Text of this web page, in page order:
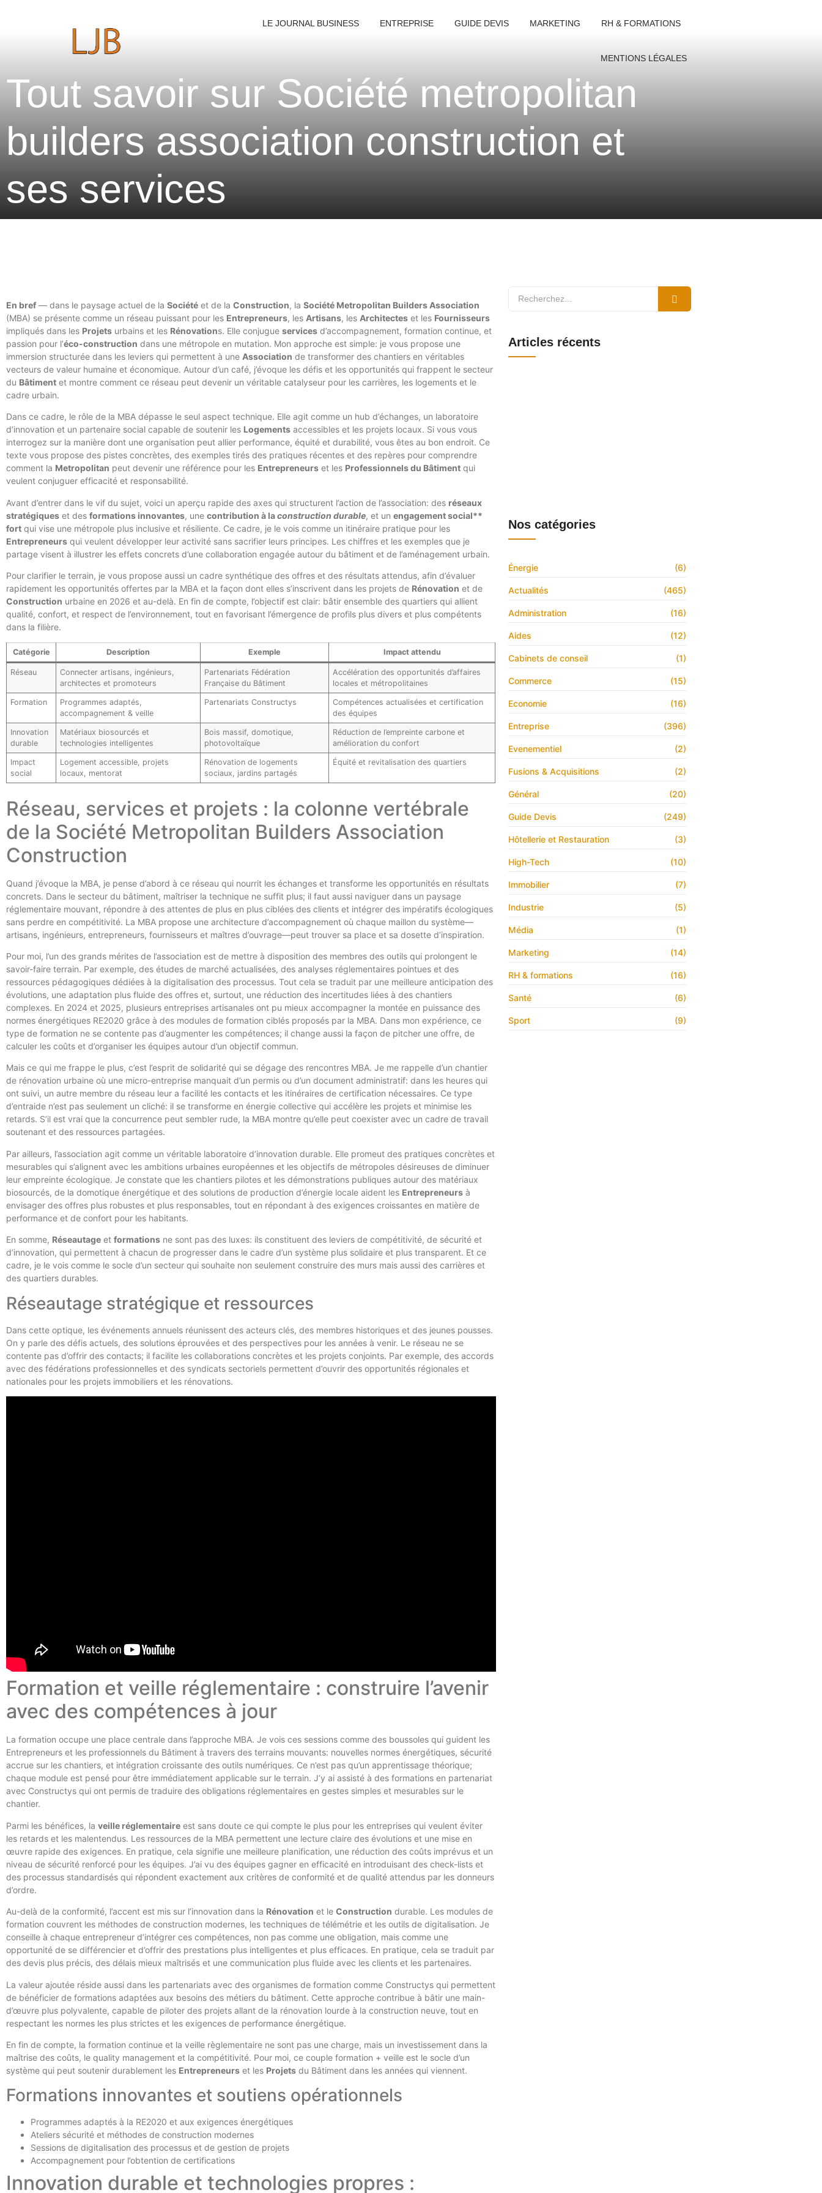
LE JOURNAL BUSINESS ENTREPRISE GUIDE DEVIS MARKETING RH & FORMATIONS
MENTIONS LÉGALES
Tout savoir sur Société metropolitan
builders association construction et
ses services
En bref — dans le paysage actuel de la Société et de la Construction, la Société Metropolitan Builders Association
(MBA) se présente comme un réseau puissant pour les Entrepreneurs, les Artisans, les Architectes et les Fournisseurs
impliqués dans les Projets urbains et les Rénovations. Elle conjugue services d’accompagnement, formation continue, et
passion pour l’éco-construction dans une métropole en mutation. Mon approche est simple: je vous propose une
immersion structurée dans les leviers qui permettent à une Association de transformer des chantiers en véritables
vecteurs de valeur humaine et économique. Autour d’un café, j’évoque les défis et les opportunités qui frappent le secteur
du Bâtiment et montre comment ce réseau peut devenir un véritable catalyseur pour les carrières, les logements et le
cadre urbain.
Dans ce cadre, le rôle de la MBA dépasse le seul aspect technique. Elle agit comme un hub d’échanges, un laboratoire
d’innovation et un partenaire social capable de soutenir les Logements accessibles et les projets locaux. Si vous vous
interrogez sur la manière dont une organisation peut allier performance, équité et durabilité, vous êtes au bon endroit. Ce
texte vous propose des pistes concrètes, des exemples tirés des pratiques récentes et des repères pour comprendre
comment la Metropolitan peut devenir une référence pour les Entrepreneurs et les Professionnels du Bâtiment qui
veulent conjuguer efficacité et responsabilité.
Avant d’entrer dans le vif du sujet, voici un aperçu rapide des axes qui structurent l’action de l’association: des réseaux
stratégiques et des formations innovantes, une contribution à laconstruction durable, et un engagement social**
fort qui vise une métropole plus inclusive et résiliente. Ce cadre, je le vois comme un itinéraire pratique pour les
Entrepreneurs qui veulent développer leur activité sans sacrifier leurs principes. Les chiffres et les exemples que je
partage visent à illustrer les effets concrets d’une collaboration engagée autour du bâtiment et de l’aménagement urbain.
Pour clarifier le terrain, je vous propose aussi un cadre synthétique des offres et des résultats attendus, afin d’évaluer
rapidement les opportunités offertes par la MBA et la façon dont elles s’inscrivent dans les projets de Rénovation et de
Construction urbaine en 2026 et au-delà. En fin de compte, l’objectif est clair: bâtir ensemble des quartiers qui allient
qualité, confort, et respect de l’environnement, tout en favorisant l’émergence de profils plus divers et plus compétents
dans la filière.
Catégorie Description Exemple Impact attendu
Réseau
Connecter artisans, ingénieurs,
architectes et promoteurs
Partenariats Fédération
Française du Bâtiment
Accélération des opportunités d’affaires
locales et métropolitaines
Formation
Programmes adaptés,
accompagnement & veille
Partenariats Constructys
Compétences actualisées et certification
des équipes
Innovation
durable
Matériaux biosourcés et
technologies intelligentes
Bois massif, domotique,
photovoltaïque
Réduction de l’empreinte carbone et
amélioration du confort
Impact
social
Logement accessible, projets
locaux, mentorat
Rénovation de logements
sociaux, jardins partagés
Équité et revitalisation des quartiers
Réseau, services et projets : la colonne vertébrale
de la Société Metropolitan Builders Association
Construction
Quand j’évoque la MBA, je pense d’abord à ce réseau qui nourrit les échanges et transforme les opportunités en résultats
concrets. Dans le secteur du bâtiment, maîtriser la technique ne suffit plus; il faut aussi naviguer dans un paysage
réglementaire mouvant, répondre à des attentes de plus en plus ciblées des clients et intégrer des impératifs écologiques
sans perdre en compétitivité. La MBA propose une architecture d’accompagnement où chaque maillon du système—
artisans, ingénieurs, entrepreneurs, fournisseurs et maîtres d’ouvrage—peut trouver sa place et sa dosette d’inspiration.
Pour moi, l’un des grands mérites de l’association est de mettre à disposition des membres des outils qui prolongent le
savoir-faire terrain. Par exemple, des études de marché actualisées, des analyses réglementaires pointues et des
ressources pédagogiques dédiées à la digitalisation des processus. Tout cela se traduit par une meilleure anticipation des
évolutions, une adaptation plus fluide des offres et, surtout, une réduction des incertitudes liées à des chantiers
complexes. En 2024 et 2025, plusieurs entreprises artisanales ont pu mieux accompagner la montée en puissance des
normes énergétiques RE2020 grâce à des modules de formation ciblés proposés par la MBA. Dans mon expérience, ce
type de formation ne se contente pas d’augmenter les compétences; il change aussi la façon de pitcher une offre, de
calculer les coûts et d’organiser les équipes autour d’un objectif commun.
Mais ce qui me frappe le plus, c’est l’esprit de solidarité qui se dégage des rencontres MBA. Je me rappelle d’un chantier
de rénovation urbaine où une micro-entreprise manquait d’un permis ou d’un document administratif: dans les heures qui
ont suivi, un autre membre du réseau leur a facilité les contacts et les itinéraires de certification nécessaires. Ce type
d’entraide n’est pas seulement un cliché: il se transforme en énergie collective qui accélère les projets et minimise les
retards. S’il est vrai que la concurrence peut sembler rude, la MBA montre qu’elle peut coexister avec un cadre de travail
soutenant et des ressources partagées.
Par ailleurs, l’association agit comme un véritable laboratoire d’innovation durable. Elle promeut des pratiques concrètes et
mesurables qui s’alignent avec les ambitions urbaines européennes et les objectifs de métropoles désireuses de diminuer
leur empreinte écologique. Je constate que les chantiers pilotes et les démonstrations publiques autour des matériaux
biosourcés, de la domotique énergétique et des solutions de production d’énergie locale aident les Entrepreneurs à
envisager des offres plus robustes et plus responsables, tout en répondant à des exigences croissantes en matière de
performance et de confort pour les habitants.
En somme, Réseautage et formations ne sont pas des luxes: ils constituent des leviers de compétitivité, de sécurité et
d’innovation, qui permettent à chacun de progresser dans le cadre d’un système plus solidaire et plus transparent. Et ce
cadre, je le vois comme le socle d’un secteur qui souhaite non seulement construire des murs mais aussi des carrières et
des quartiers durables.
Réseautage stratégique et ressources
Dans cette optique, les événements annuels réunissent des acteurs clés, des membres historiques et des jeunes pousses.
On y parle des défis actuels, des solutions éprouvées et des perspectives pour les années à venir. Le réseau ne se
contente pas d’offrir des contacts; il facilite les collaborations concrètes et les projets conjoints. Par exemple, des accords
avec des fédérations professionnelles et des syndicats sectoriels permettent d’ouvrir des opportunités régionales et
nationales pour les projets immobiliers et les rénovations.
Formation et veille réglementaire : construire l’avenir
avec des compétences à jour
La formation occupe une place centrale dans l’approche MBA. Je vois ces sessions comme des boussoles qui guident les
Entrepreneurs et les professionnels du Bâtiment à travers des terrains mouvants: nouvelles normes énergétiques, sécurité
accrue sur les chantiers, et intégration croissante des outils numériques. Ce n’est pas qu’un apprentissage théorique;
chaque module est pensé pour être immédiatement applicable sur le terrain. J’y ai assisté à des formations en partenariat
avec Constructys qui ont permis de traduire des obligations réglementaires en gestes simples et mesurables sur le
chantier.
Parmi les bénéfices, la veille réglementaire est sans doute ce qui compte le plus pour les entreprises qui veulent éviter
les retards et les malentendus. Les ressources de la MBA permettent une lecture claire des évolutions et une mise en
œuvre rapide des exigences. En pratique, cela signifie une meilleure planification, une réduction des coûts imprévus et un
niveau de sécurité renforcé pour les équipes. J’ai vu des équipes gagner en efficacité en introduisant des check-lists et
des processus standardisés qui répondent exactement aux critères de conformité et de qualité attendus par les donneurs
d’ordre.
Au-delà de la conformité, l’accent est mis sur l’innovation dans la Rénovation et le Construction durable. Les modules de
formation couvrent les méthodes de construction modernes, les techniques de télémétrie et les outils de digitalisation. Je
conseille à chaque entrepreneur d’intégrer ces compétences, non pas comme une obligation, mais comme une
opportunité de se différencier et d’offrir des prestations plus intelligentes et plus efficaces. En pratique, cela se traduit par
des devis plus précis, des délais mieux maîtrisés et une communication plus fluide avec les clients et les partenaires.
La valeur ajoutée réside aussi dans les partenariats avec des organismes de formation comme Constructys qui permettent
de bénéficier de formations adaptées aux besoins des métiers du bâtiment. Cette approche contribue à bâtir une main-
d’œuvre plus polyvalente, capable de piloter des projets allant de la rénovation lourde à la construction neuve, tout en
respectant les normes les plus strictes et les exigences de performance énergétique.
En fin de compte, la formation continue et la veille règlementaire ne sont pas une charge, mais un investissement dans la
maîtrise des coûts, le quality management et la compétitivité. Pour moi, ce couple formation + veille est le socle d’un
système qui peut soutenir durablement les Entrepreneurs et les Projets du Bâtiment dans les années qui viennent.
Formations innovantes et soutiens opérationnels
Programmes adaptés à la RE2020 et aux exigences énergétiques
Ateliers sécurité et méthodes de construction modernes
Sessions de digitalisation des processus et de gestion de projets
Accompagnement pour l’obtention de certifications
Innovation durable et technologies propres :
Articles récents
Nos catégories
Énergie (6)
Actualités (465)
Administration (16)
Aides (12)
Cabinets de conseil (1)
Commerce (15)
Economie (16)
Entreprise (396)
Evenementiel (2)
Fusions & Acquisitions (2)
Général (20)
Guide Devis (249)
Hôtellerie et Restauration (3)
High-Tech (10)
Immobilier (7)
Industrie (5)
Média (1)
Marketing (14)
RH & formations (16)
Santé (6)
Sport (9)